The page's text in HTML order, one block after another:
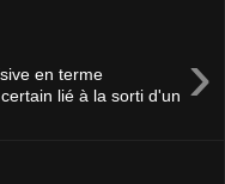
›
en terme
lié à la sorti d'un